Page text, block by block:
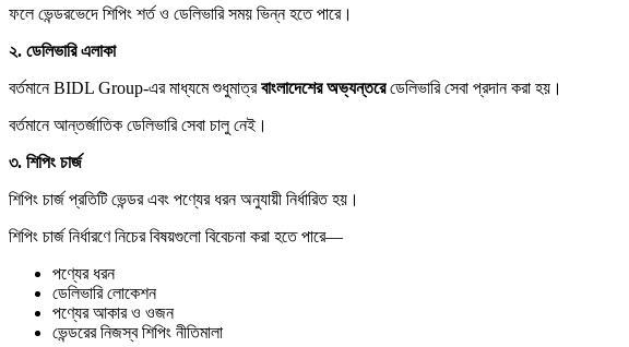
ফলে ভেন্ডরভেদে শিপিং শর্ত ও ডেলিভারি সময় ভিন্ন হতে পারে।
২. ডেলিভারিএলাকা
বর্তমানে BIDL Group-এর মাধ্যমে শুধুমাত্রবাংলাদেশেরঅভ্যন্তরেডেলিভারি সেবা প্রদান করা হয়।
বর্তমানে আন্তর্জাতিক ডেলিভারি সেবা চালু নেই।
৩. শিপিংচার্জ
শিপিং চার্জ প্রতিটি ভেন্ডর এবং পণ্যের ধরন অনুযায়ী নির্ধারিত হয়।
শিপিং চার্জ নির্ধারণে নিচের বিষয়গুলো বিবেচনা করা হতে পারে—
পণ্যের ধরন
ডেলিভারি লোকেশন
পণ্যের আকার ও ওজন
ভেন্ডরের নিজস্ব শিপিং নীতিমালা